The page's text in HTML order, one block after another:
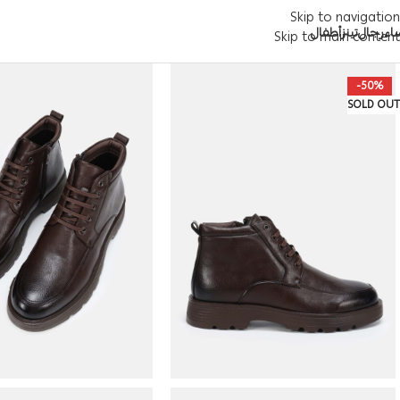
Skip to navigation
Skip to main content
رجالتينزأطفال
-50%
SOLD OUT